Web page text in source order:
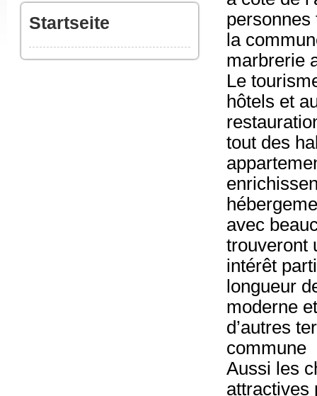
Startseite
personnes
la
marbrerie
Le
hôtels et
tout des
avec
trouveront
intérêt
longueur
moderne
d’autres
commune
Aussi les
attractives